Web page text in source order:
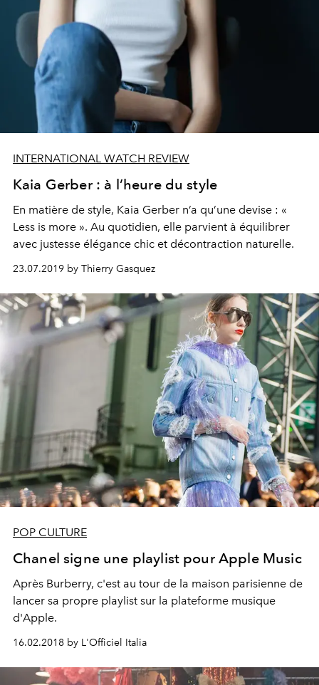
INTERNATIONAL WATCH REVIEW
Kaia Gerber : à l’heure du style
En matière de style, Kaia Gerber n’a qu’une devise : «
Less is more ». Au quotidien, elle parvient à équilibrer
avec justesse élégance chic et décontraction naturelle.
23.07.2019 by Thierry Gasquez
POP CULTURE
Chanel signe une playlist pour Apple Music
Après Burberry, c'est au tour de la maison parisienne de
lancer sa propre playlist sur la plateforme musique
d'Apple.
16.02.2018 by L'Officiel Italia